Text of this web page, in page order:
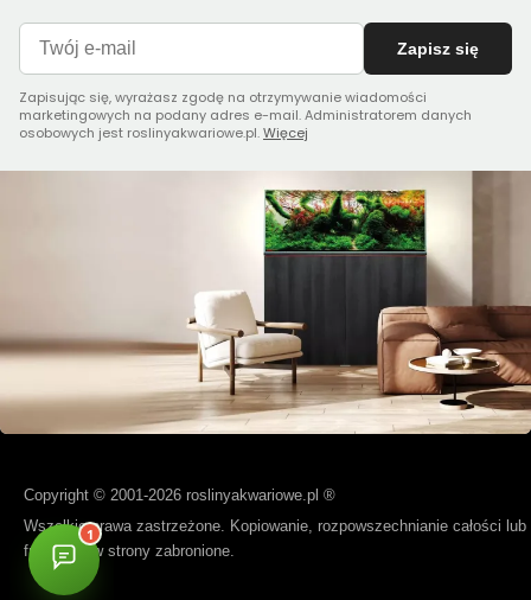
Zapisz się
Zapisując się, wyrażasz zgodę na otrzymywanie wiadomości
marketingowych na podany adres e-mail. Administratorem danych
osobowych jest roslinyakwariowe.pl.Więcej
Copyright © 2001-2026 roslinyakwariowe.pl ®
Wszelkie prawa zastrzeżone. Kopiowanie, rozpowszechnianie całości lub
fragmentów strony zabronione.